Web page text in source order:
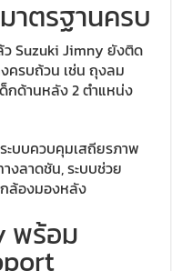
าตรฐานครบ
Suzuki Jimny ยังติด
ครบถ้วน เช่น ถุงลม
กด้านหลัง 2 ตำแหน่ง
ะบบควบคุมเสถียรภาพ
งลาดชัน, ระบบช่วย
กล้องมองหลัง
พร้อม